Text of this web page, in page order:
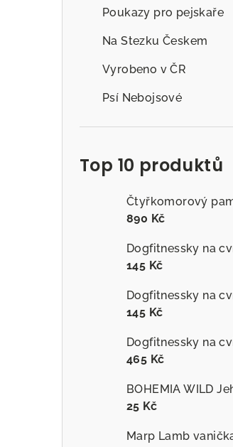
Poukazy pro pejskaře
Na Stezku Českem
Vyrobeno v ČR
Psí Nebojsové
Top 10 produktů
890 Kč
145 Kč
145 Kč
465 Kč
25 Kč